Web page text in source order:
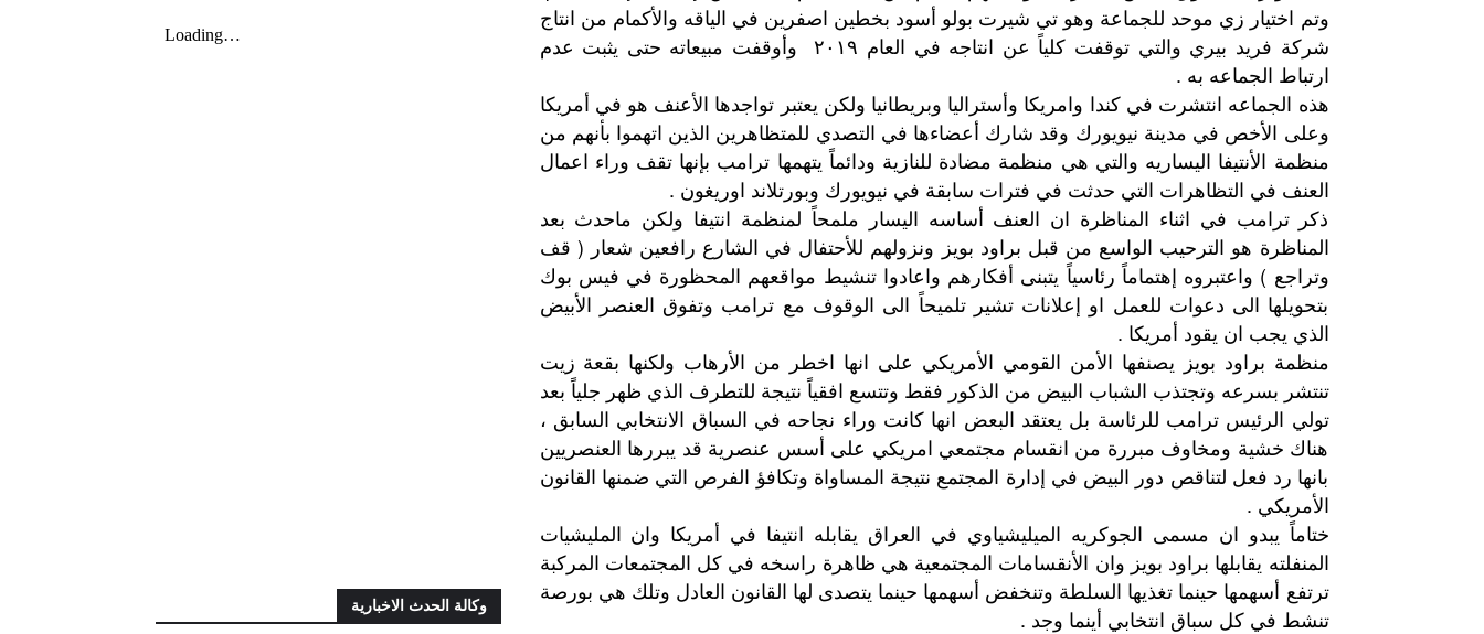
وتم اختيار زي موحد للجماعة وهو تي شيرت بولو أسود بخطين اصفرين في الياقه والأكمام من انتاج
شركة فريد بيري والتي توقفت كلياً عن انتاجه في العام ٢٠١٩ وأوقفت مبيعاته حتى يثبت عدم
ارتباط الجماعه به .
هذه الجماعه انتشرت في كندا وامريكا وأستراليا وبريطانيا ولكن يعتبر تواجدها الأعنف هو في أمريكا
وعلى الأخص في مدينة نيويورك وقد شارك أعضاءها في التصدي للمتظاهرين الذين اتهموا بأنهم من
منظمة الأنتيفا اليساريه والتي هي منظمة مضادة للنازية ودائماً يتهمها ترامب بإنها تقف وراء اعمال
العنف في التظاهرات التي حدثت في فترات سابقة في نيويورك وبورتلاند اوريغون .
ذكر ترامب في اثناء المناظرة ان العنف أساسه اليسار ملمحاً لمنظمة انتيفا ولكن ماحدث بعد
المناظرة هو الترحيب الواسع من قبل براود بويز ونزولهم للأحتفال في الشارع رافعين شعار ( قف
وتراجع ) واعتبروه إهتماماً رئاسياً يتبنى أفكارهم واعادوا تنشيط مواقعهم المحظورة في فيس بوك
بتحويلها الى دعوات للعمل او إعلانات تشير تلميحاً الى الوقوف مع ترامب وتفوق العنصر الأبيض
الذي يجب ان يقود أمريكا .
منظمة براود بويز يصنفها الأمن القومي الأمريكي على انها اخطر من الأرهاب ولكنها بقعة زيت
تنتشر بسرعه وتجتذب الشباب البيض من الذكور فقط وتتسع افقياً نتيجة للتطرف الذي ظهر جلياً بعد
تولي الرئيس ترامب للرئاسة بل يعتقد البعض انها كانت وراء نجاحه في السباق الانتخابي السابق ،
هناك خشية ومخاوف مبررة من انقسام مجتمعي امريكي على أسس عنصرية قد يبررها العنصريين
بانها رد فعل لتناقص دور البيض في إدارة المجتمع نتيجة المساواة وتكافؤ الفرص التي ضمنها القانون
الأمريكي .
ختاماً يبدو ان مسمى الجوكريه الميليشياوي في العراق يقابله انتيفا في أمريكا وان المليشيات
المنفلته يقابلها براود بويز وان الأنقسامات المجتمعية هي ظاهرة راسخه في كل المجتمعات المركبة
ترتفع أسهمها حينما تغذيها السلطة وتنخفض أسهمها حينما يتصدى لها القانون العادل وتلك هي بورصة
تنشط في كل سباق انتخابي أينما وجد .
وكالة الحدث الاخبارية